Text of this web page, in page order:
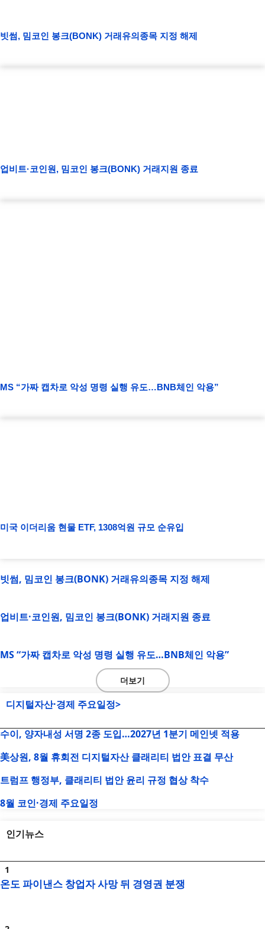
빗썸, 밈코인 봉크(BONK) 거래유의종목 지정 해제
업비트·코인원, 밈코인 봉크(BONK) 거래지원 종료
MS “가짜 캡차로 악성 명령 실행 유도…BNB체인 악용”
미국 이더리움 현물 ETF, 1308억원 규모 순유입
빗썸, 밈코인 봉크(BONK) 거래유의종목 지정 해제
업비트·코인원, 밈코인 봉크(BONK) 거래지원 종료
MS “가짜 캡차로 악성 명령 실행 유도…BNB체인 악용”
더보기
디지털자산·경제 주요일정>
수이, 양자내성 서명 2종 도입…2027년 1분기 메인넷 적용
美상원, 8월 휴회전 디지털자산 클래리티 법안 표결 무산
트럼프 행정부, 클래리티 법안 윤리 규정 협상 착수
8월 코인·경제 주요일정
인기뉴스
온도 파이낸스 창업자 사망 뒤 경영권 분쟁